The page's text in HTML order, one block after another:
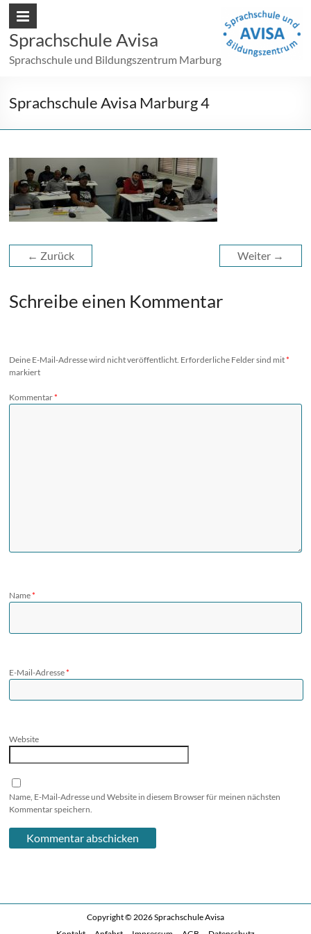
Sprachschule Avisa
Sprachschule und Bildungszentrum Marburg
Sprachschule Avisa Marburg 4
← Zurück Weiter →
Schreibe einen Kommentar
Deine E-Mail-Adresse wird nicht veröffentlicht. Erforderliche Felder sind mit*
markiert
Kommentar*
Name*
E-Mail-Adresse*
Website
Name, E-Mail-Adresse und Website in diesem Browser für meinen nächsten
Kommentar speichern.
Copyright © 2026Sprachschule Avisa